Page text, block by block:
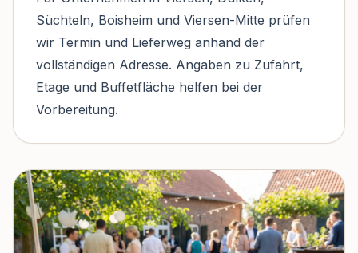
Süchteln, Boisheim und Viersen-Mitte prüfen
wir Termin und Lieferweg anhand der
vollständigen Adresse. Angaben zu Zufahrt,
Etage und Buffetfläche helfen bei der
Vorbereitung.